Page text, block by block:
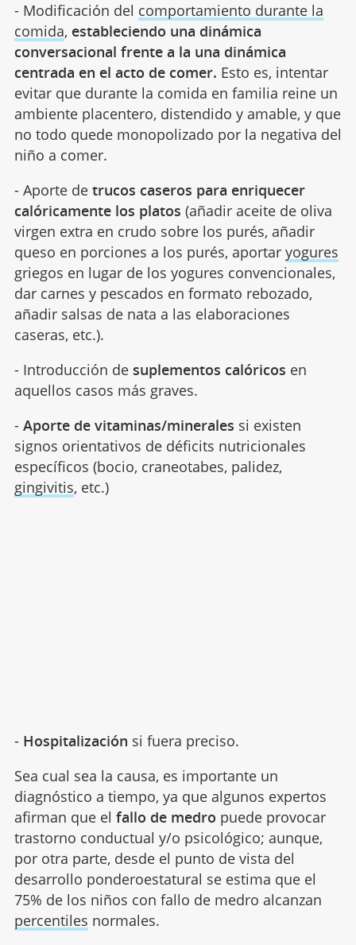
- Modificación del comportamiento durante la
comida, estableciendo una dinámica
conversacional frente a la una dinámica
centrada en el acto de comer. Esto es, intentar
evitar que durante la comida en familia reine un
ambiente placentero, distendido y amable, y que
no todo quede monopolizado por la negativa del
niño a comer.
- Aporte de trucos caseros para enriquecer
calóricamente los platos (añadir aceite de oliva
virgen extra en crudo sobre los purés, añadir
queso en porciones a los purés, aportar yogures
griegos en lugar de los yogures convencionales,
dar carnes y pescados en formato rebozado,
añadir salsas de nata a las elaboraciones
caseras, etc.).
- Introducción de suplementos calóricos en
aquellos casos más graves.
- Aporte de vitaminas/minerales si existen
signos orientativos de déficits nutricionales
específicos (bocio, craneotabes, palidez,
gingivitis, etc.)
- Hospitalización si fuera preciso.
Sea cual sea la causa, es importante un
diagnóstico a tiempo, ya que algunos expertos
afirman que el fallo de medro puede provocar
trastorno conductual y/o psicológico; aunque,
por otra parte, desde el punto de vista del
desarrollo ponderoestatural se estima que el
75% de los niños con fallo de medro alcanzan
percentiles normales.